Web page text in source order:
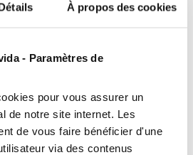
À propos des cookies
- Paramètres de
pour vous assurer un
de notre site internet. Les
de vous faire bénéficier d'une
via des contenus
16 cm.
16 cm
Inox